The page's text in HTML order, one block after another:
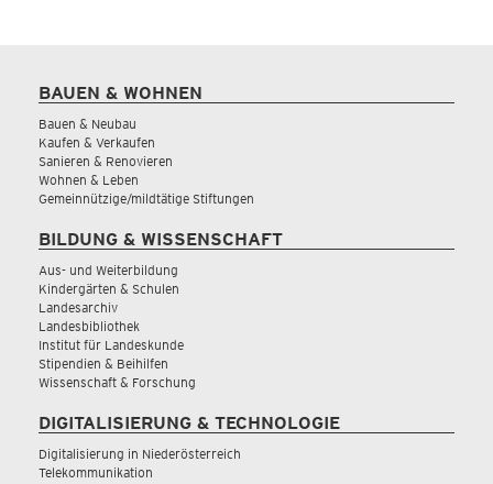
BAUEN & WOHNEN
Bauen & Neubau
Kaufen & Verkaufen
Sanieren & Renovieren
Wohnen & Leben
Gemeinnützige/mildtätige Stiftungen
BILDUNG & WISSENSCHAFT
Aus- und Weiterbildung
Kindergärten & Schulen
Landesarchiv
Landesbibliothek
Institut für Landeskunde
Stipendien & Beihilfen
Wissenschaft & Forschung
DIGITALISIERUNG & TECHNOLOGIE
Digitalisierung in Niederösterreich
Telekommunikation